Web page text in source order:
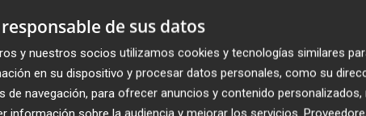
que en esta ocasión avanzan aun ritmo vertiginoso
el aforo de 1.000 personas preparado de cara al
de ser un fiel reflejo de lo que ocurre en un sector en
de sus datos
y nuestros socios utilizamos cookies y tecnologías similares
en su dispositivo y procesar datos personales, como su
de navegación, para ofrecer anuncios y contenido